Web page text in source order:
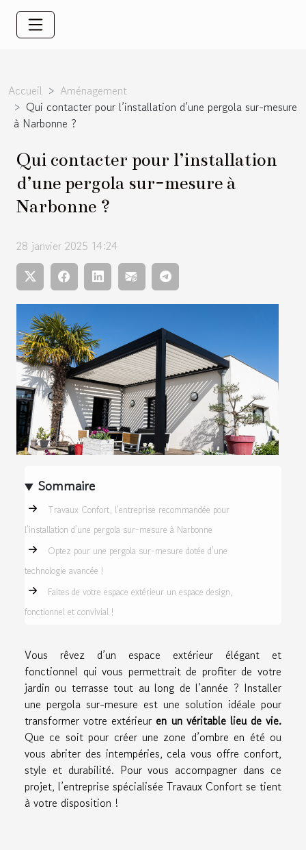
Accueil
Aménagement
Qui contacter pour l’installation d’une pergola sur-mesure
à Narbonne ?
Qui contacter pour l’installation
d’une pergola sur-mesure à
Narbonne ?
28 janvier 2025 14:24
Sommaire
Travaux Confort, l’entreprise recommandée pour
l’installation d’une pergola sur-mesure à Narbonne
Optez pour une pergola sur-mesure dotée d'une
technologie avancée !
Faites de votre espace extérieur un espace design,
fonctionnel et convivial !
Vous rêvez d’un espace extérieur élégant et
fonctionnel qui vous permettrait de profiter de votre
jardin ou terrasse tout au long de l’année ? Installer
une pergola sur-mesure est une solution idéale pour
transformer votre extérieur en un véritable lieu de vie.
Que ce soit pour créer une zone d’ombre en été ou
vous abriter des intempéries, cela vous offre confort,
style et durabilité. Pour vous accompagner dans ce
projet, l’entreprise spécialisée Travaux Confort se tient
à votre disposition !